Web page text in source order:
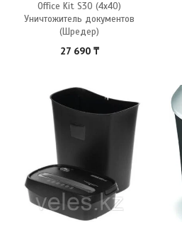
Office Kit S30 (4х40)
Уничтожитель документов
(Шредер)
27 690 ₸